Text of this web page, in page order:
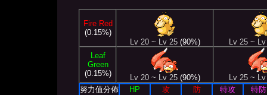
Fire Red
(0.15%)
Lv 20 ~ Lv 25(90%)
Lv 25 ~
Leaf
Green
(0.15%)
Lv 20 ~ Lv 25(90%)
Lv 25 ~
努力值分佈
HP 攻 防 特攻
特防